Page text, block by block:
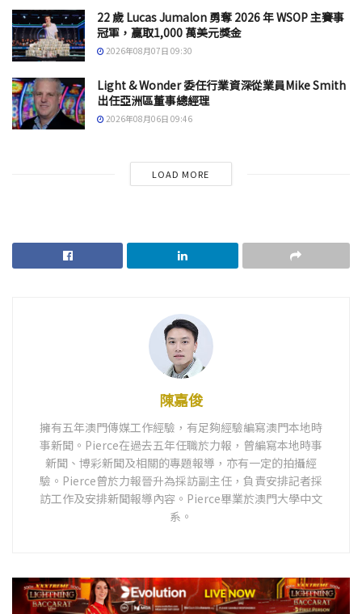
22 歲 Lucas Jumalon 勇奪 2026 年 WSOP 主賽事
冠軍，贏取1,000 萬美元獎金
2026年08月07日 09:30
Light & Wonder 委任行業資深從業員Mike Smith
出任亞洲區董事總經理
2026年08月06日 09:46
LOAD MORE
陳嘉俊
擁有五年澳門傳媒工作經驗，有足夠經驗編寫澳門本地時
事新聞。Pierce在過去五年任職於力報，曾編寫本地時事
新聞、博彩新聞及相關的專題報導，亦有一定的拍攝經
驗。Pierce曾於力報晉升為採訪副主任，負責安排記者採
訪工作及安排新聞報導內容。Pierce畢業於澳門大學中文
系。